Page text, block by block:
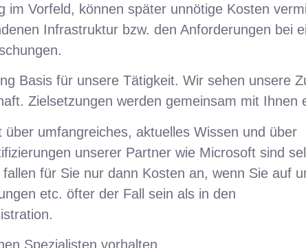
Vorfeld, können später unnötige Kosten
Infrastruktur bzw. den Anforderungen bei
Basis für unsere Tätigkeit. Wir sehen unsere
Zielsetzungen werden gemeinsam mit Ihnen
umfangreiches, aktuelles Wissen und über
unserer Partner wie Microsoft sind
für Sie nur dann Kosten an, wenn Sie auf
etc. öfter der Fall sein als in den
Spezialisten vorhalten.